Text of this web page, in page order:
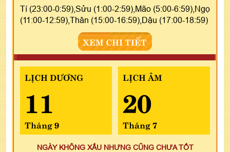
Tí (23:00-0:59),Sửu (1:00-2:59),Mão (5:00-6:59),Ngọ
(11:00-12:59),Thân (15:00-16:59),Dậu (17:00-18:59)
XEM CHI TIẾT
LỊCH DƯƠNG
11
Tháng 9
LỊCH ÂM
20
Tháng 7
NGÀY KHÔNG XẤU NHƯNG CŨNG CHƯA TỐT